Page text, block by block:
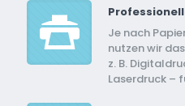
Je nach
nutzen wir
z. B.
Laserdruck –